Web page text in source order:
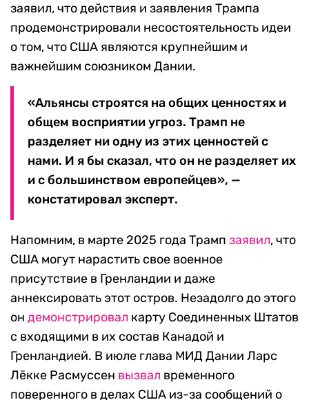
заявил, что действия и заявления Трампа
продемонстрировали несостоятельность идеи
о том, что США являются крупнейшим и
важнейшим союзником Дании.
«Альянсы строятся на общих ценностях и
общем восприятии угроз. Трамп не
разделяет ни одну из этих ценностей с
нами. И я бы сказал, что он не разделяет их
и с большинством европейцев», —
констатировал эксперт.
Напомним, в марте 2025 года Трамп заявил, что
США могут нарастить свое военное
присутствие в Гренландии и даже
аннексировать этот остров. Незадолго до этого
он демонстрировал карту Соединенных Штатов
с входящими в их состав Канадой и
Гренландией. В июле глава МИД Дании Ларс
Лёкке Расмуссен вызвал временного
поверенного в делах США из-за сообщений о